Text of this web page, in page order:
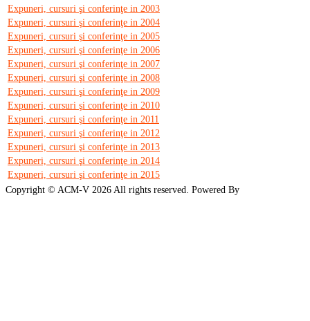
Expuneri, cursuri şi conferinţe in 2003
Expuneri, cursuri şi conferinţe in 2004
Expuneri, cursuri şi conferinţe in 2005
Expuneri, cursuri şi conferinţe in 2006
Expuneri, cursuri şi conferinţe in 2007
Expuneri, cursuri şi conferinţe in 2008
Expuneri, cursuri şi conferinţe in 2009
Expuneri, cursuri şi conferinţe in 2010
Expuneri, cursuri şi conferinţe in 2011
Expuneri, cursuri şi conferinţe in 2012
Expuneri, cursuri şi conferinţe in 2013
Expuneri, cursuri şi conferinţe in 2014
Expuneri, cursuri şi conferinţe in 2015
Copyright © ACM-V 2026 All rights reserved. Powered By